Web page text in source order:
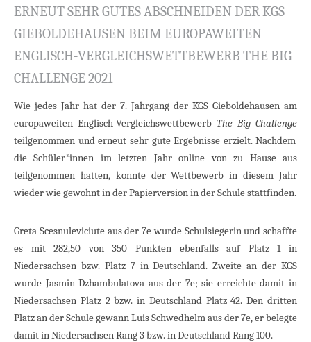
ERNEUT SEHR GUTES ABSCHNEIDEN DER KGS
GIEBOLDEHAUSEN BEIM EUROPAWEITEN
ENGLISCH-VERGLEICHSWETTBEWERB THE BIG
CHALLENGE 2021
Wie jedes Jahr hat der 7. Jahrgang der KGS Gieboldehausen am
europaweiten Englisch-Vergleichswettbewerb The Big Challenge
teilgenommen und erneut sehr gute Ergebnisse erzielt. Nachdem
die Schüler*innen im letzten Jahr online von zu Hause aus
teilgenommen hatten, konnte der Wettbewerb in diesem Jahr
wieder wie gewohnt in der Papierversion in der Schule stattfinden.
Greta Scesnuleviciute aus der 7e wurde Schulsiegerin und schaffte
es mit 282,50 von 350 Punkten ebenfalls auf Platz 1 in
Niedersachsen bzw. Platz 7 in Deutschland. Zweite an der KGS
wurde Jasmin Dzhambulatova aus der 7e; sie erreichte damit in
Niedersachsen Platz 2 bzw. in Deutschland Platz 42. Den dritten
Platz an der Schule gewann Luis Schwedhelm aus der 7e, er belegte
damit in Niedersachsen Rang 3 bzw. in Deutschland Rang 100.